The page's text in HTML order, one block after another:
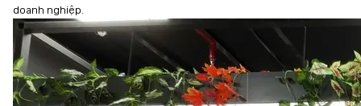
doanh nghiệp.